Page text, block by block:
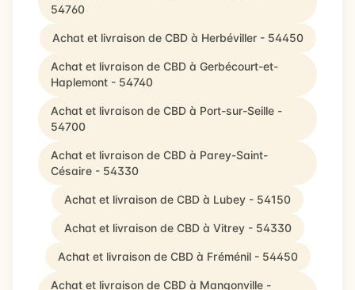
54760
Achat et livraison de CBD à Herbéviller - 54450
Achat et livraison de CBD à Gerbécourt-et-
Haplemont - 54740
Achat et livraison de CBD à Port-sur-Seille -
54700
Achat et livraison de CBD à Parey-Saint-
Césaire - 54330
Achat et livraison de CBD à Lubey - 54150
Achat et livraison de CBD à Vitrey - 54330
Achat et livraison de CBD à Fréménil - 54450
Achat et livraison de CBD à Mangonville -